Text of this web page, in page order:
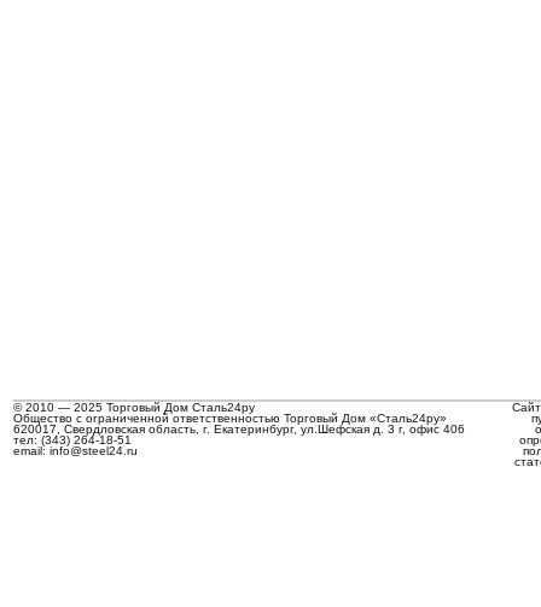
© 2010 — 2025 Торговый Дом Сталь24ру
Общество с ограниченной ответственностью Торговый Дом «Сталь24ру»
620017, Свердловская область, г. Екатеринбург, ул.Шефская д. 3 г, офис 406
тел: (343) 264-18-51
email: info@steel24.ru